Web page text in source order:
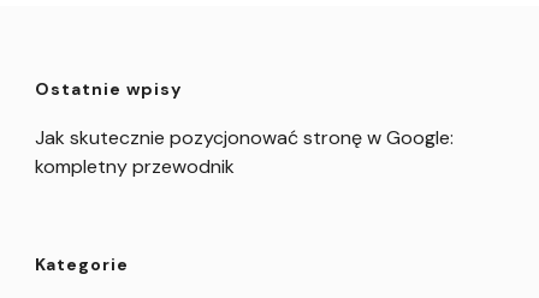
Ostatnie wpisy
Jak skutecznie pozycjonować stronę w Google:
kompletny przewodnik
Kategorie